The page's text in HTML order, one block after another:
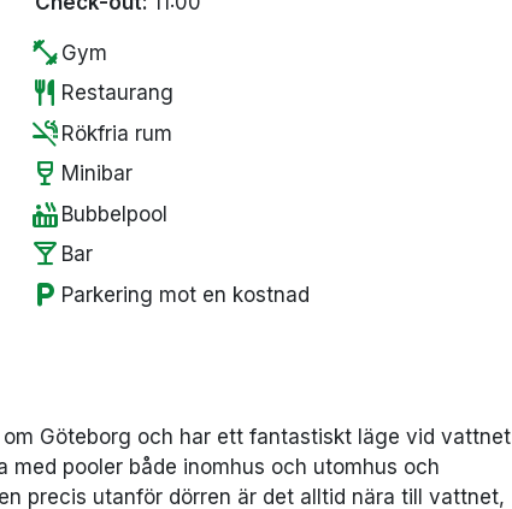
fitness_center Gym
restaurant Restaurang
smoke_free Rökfria rum
wine_bar Minibar
hot_tub Bubbelpool
local_bar Bar
local_parking Parkering mot en kostnad
Göteborg och har ett fantastiskt läge vid vattnet
pooler både inomhus och utomhus och
precis utanför dörren är det alltid nära till vattnet,